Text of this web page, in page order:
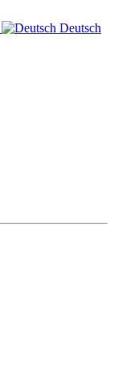
Deutsch